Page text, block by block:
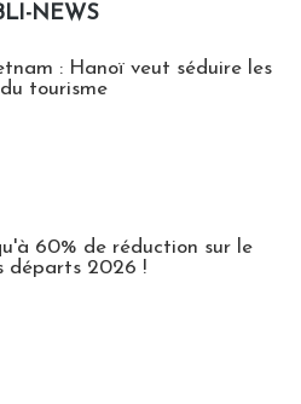
NEWS
: Hanoï veut séduire les
tourisme
60% de réduction sur le
départs 2026 !